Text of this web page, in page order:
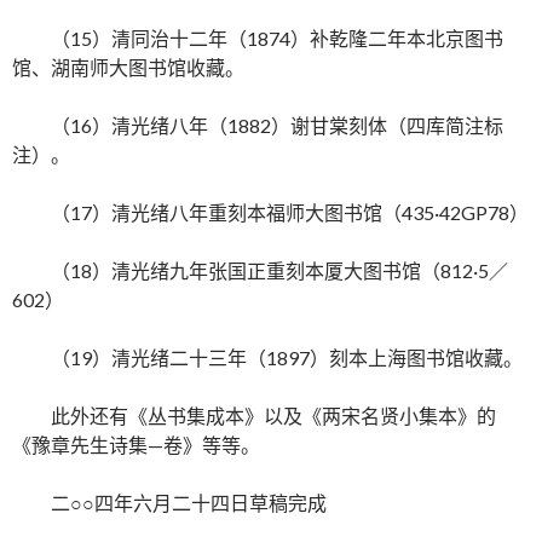
（15）清同治十二年（1874）补乾隆二年本北京图书
馆、湖南师大图书馆收藏。
（16）清光绪八年（1882）谢甘棠刻体（四库简注标
注）。
（17）清光绪八年重刻本福师大图书馆（435·42GP78）
（18）清光绪九年张国正重刻本厦大图书馆（812·5／
602）
（19）清光绪二十三年（1897）刻本上海图书馆收藏。
此外还有《丛书集成本》以及《两宋名贤小集本》的
《豫章先生诗集—卷》等等。
二○○四年六月二十四日草稿完成